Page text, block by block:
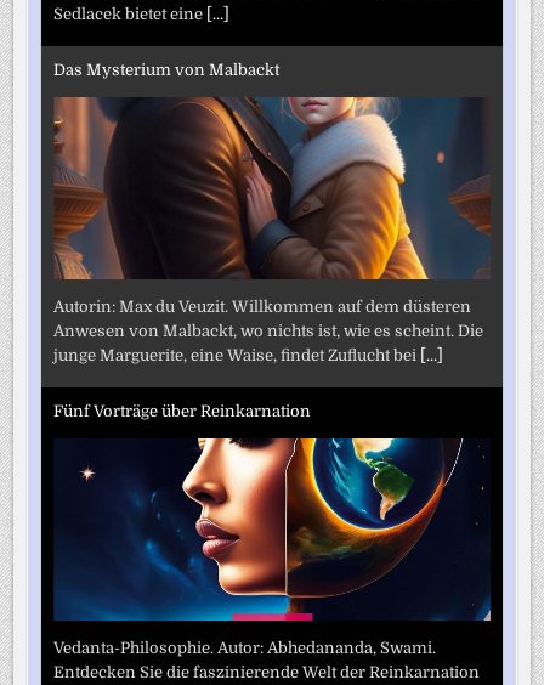
Sedlacek bietet eine [...]
Das Mysterium von Malbackt
Autorin: Max du Veuzit. Willkommen auf dem düsteren
Anwesen von Malbackt, wo nichts ist, wie es scheint. Die
junge Marguerite, eine Waise, findet Zuflucht bei [...]
Fünf Vorträge über Reinkarnation
Vedanta-Philosophie. Autor: Abhedananda, Swami.
Entdecken Sie die faszinierende Welt der Reinkarnation